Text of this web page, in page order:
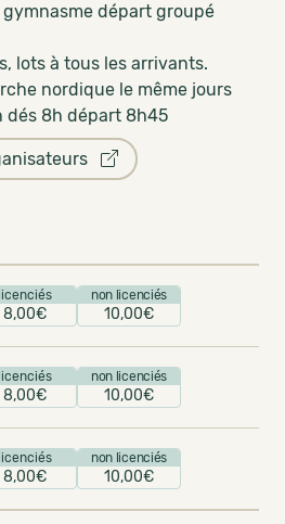
départ groupé
lots à tous les arrivants.
nordique le même jours
dés 8h départ 8h45
licenciés
8,00€
non licenciés
10,00€
licenciés
8,00€
non licenciés
10,00€
licenciés
8,00€
non licenciés
10,00€